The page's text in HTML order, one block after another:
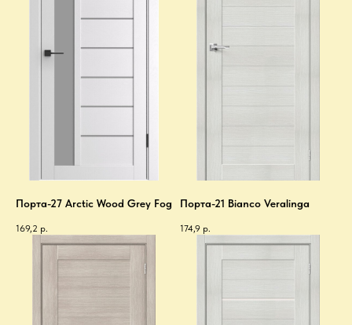
Порта-27 Arctic Wood Grey Fog
169,2 р.
Порта-21 Bianco Veralinga
174,9 р.